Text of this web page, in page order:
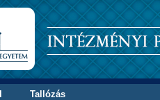
Tallózás